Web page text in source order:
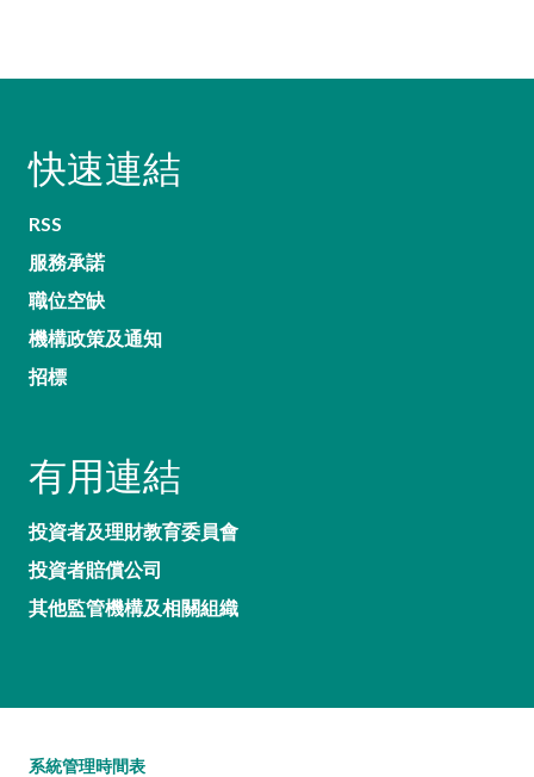
快速連結
RSS
服務承諾
職位空缺
機構政策及通知
招標
有用連結
投資者及理財教育委員會
投資者賠償公司
其他監管機構及相關組織
系統管理時間表